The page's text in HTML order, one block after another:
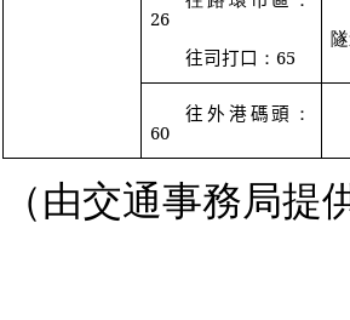
26
往司打口 ： 65
往外港碼頭 ：
60
（由交通事務局提